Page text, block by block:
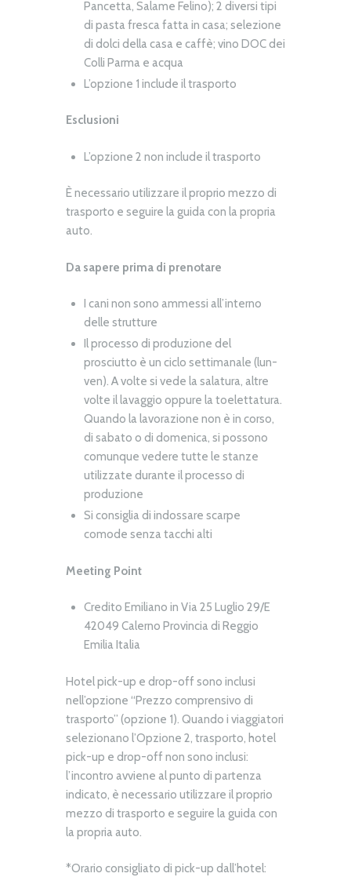
Pancetta, Salame Felino); 2 diversi tipi
di pasta fresca fatta in casa; selezione
di dolci della casa e caffè; vino DOC dei
Colli Parma e acqua
L’opzione 1 include il trasporto
Esclusioni
L’opzione 2 non include il trasporto
È necessario utilizzare il proprio mezzo di
trasporto e seguire la guida con la propria
auto.
Da sapere prima di prenotare
I cani non sono ammessi all’interno
delle strutture
Il processo di produzione del
prosciutto è un ciclo settimanale (lun-
ven). A volte si vede la salatura, altre
volte il lavaggio oppure la toelettatura.
Quando la lavorazione non è in corso,
di sabato o di domenica, si possono
comunque vedere tutte le stanze
utilizzate durante il processo di
produzione
Si consiglia di indossare scarpe
comode senza tacchi alti
Meeting Point
Credito Emiliano in Via 25 Luglio 29/E
42049 Calerno Provincia di Reggio
Emilia Italia
Hotel pick-up e drop-off sono inclusi
nell’opzione “Prezzo comprensivo di
trasporto” (opzione 1). Quando i viaggiatori
selezionano l’Opzione 2, trasporto, hotel
pick-up e drop-off non sono inclusi:
l’incontro avviene al punto di partenza
indicato, è necessario utilizzare il proprio
mezzo di trasporto e seguire la guida con
la propria auto.
*Orario consigliato di pick-up dall’hotel: